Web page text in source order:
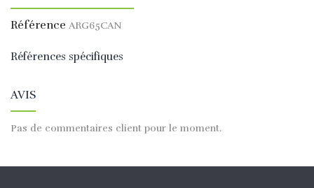
Référence ARG65CAN
Références spécifiques
AVIS
Pas de commentaires client pour le moment.